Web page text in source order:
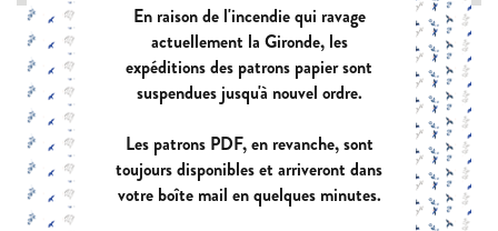
En raison de l'incendie qui ravage
actuellement la Gironde, les
expéditions des patrons papier sont
suspendues jusqu'à nouvel ordre.
Les patrons PDF, en revanche, sont
toujours disponibles et arriveront dans
votre boîte mail en quelques minutes.